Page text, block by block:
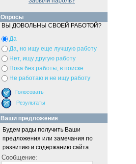
Опросы
ВЫ ДОВОЛЬНЫ СВОЕЙ РАБОТОЙ?
Да
Да, но ищу еще лучшую работу
Нет, ищу другую работу
Пока без работы, в поиске
Не работаю и не ищу работу
Ваши предложения
Будем рады получить Ваши
предложения или замечания по
развитию и содержанию сайта.
Сообщение: